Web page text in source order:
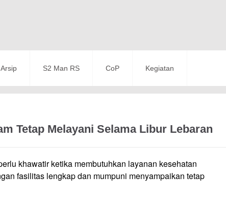
Arsip S2 Man RS CoP Kegiatan
Tetap Melayani Selama Libur Lebaran
khawatir ketika membutuhkan layanan kesehatan
fasilitas lengkap dan mumpuni menyampaikan tetap